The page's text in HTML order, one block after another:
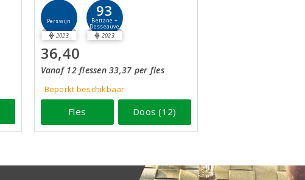
Perswijn
2023
93
Bettane +
Desseauve
2023
36,40
Vanaf 12 flessen 33,37 per fles
Beperkt beschikbaar
Fles Doos (12)